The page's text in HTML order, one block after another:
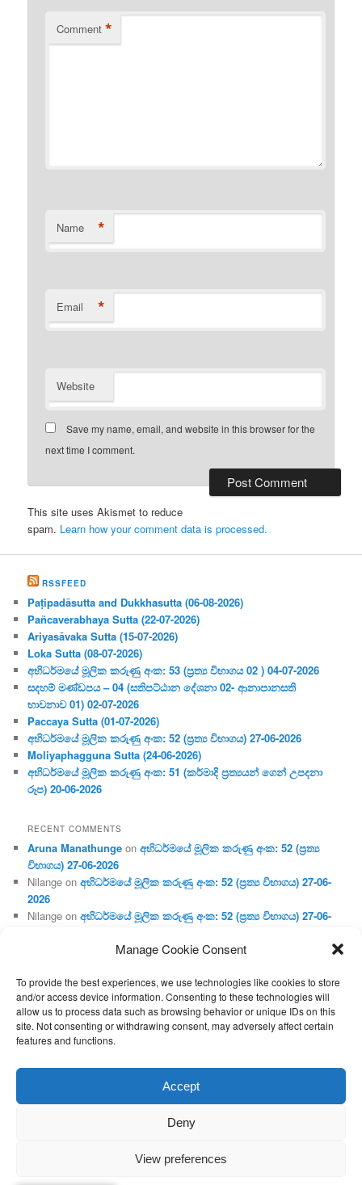
Manage Cookie Consent
To provide the best experiences, we use technologies like cookies to store
and/or access device information. Consenting to these technologies will
allow us to process data such as browsing behavior or unique IDs on this
site. Not consenting or withdrawing consent, may adversely affect certain
features and functions.
Accept
Deny
View preferences
Comment *
Name *
Email *
Website
Save my name, email, and website in this browser for the
next time I comment.
This site uses Akismet to reduce
spam. Learn how your comment data is processed.
RSSFEED
Paṭipadāsutta and Dukkhasutta (06-08-2026)
Pañcaverabhaya Sutta (22-07-2026)
Ariyasāvaka Sutta (15-07-2026)
Loka Sutta (08-07-2026)
අභිධර්මයේ මූලික කරුණු අංක: 53 (ප්‍ර‍ත්‍ය විභාගය 02 ) 04-07-2026
සදහම් මණ්ඩපය – 04 (සතිපට්ඨාන දේශනා 02- ආනාපානසති
භාවනාව 01) 02-07-2026
Paccaya Sutta (01-07-2026)
අභිධර්මයේ මූලික කරුණු අංක: 52 (ප්‍ර‍ත්‍ය විභාගය) 27-06-2026
Moliyaphagguna Sutta (24-06-2026)
අභිධර්මයේ මූලික කරුණු අංක: 51 (කර්මාදි ප්‍ර‍ත්‍යයන් ගෙන් උපදනා
රූප) 20-06-2026
RECENT COMMENTS
Aruna Manathunge onඅභිධර්මයේ මූලික කරුණු අංක: 52 (ප්‍ර‍ත්‍ය
විභාගය) 27-06-2026
Nilange onඅභිධර්මයේ මූලික කරුණු අංක: 52 (ප්‍ර‍ත්‍ය විභාගය) 27-06-
2026
Nilange onඅභිධර්මයේ මූලික කරුණු අංක: 52 (ප්‍ර‍ත්‍ය විභාගය) 27-06-
Aruna Manathungeonඅභිධර්මයේ මූලික කරුණු අංක: 46 (හෘදය,
Gunaratneonඅභිධර්මයේ මූලික කරුණු අංක: 46 (හෘදය, ජීවිත,
ආහාර රූප) 02-05-2026
Proudly powered by WordPress